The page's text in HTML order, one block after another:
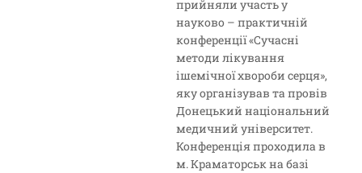
прийняли участь у
науково – практичній
конференції «Сучасні
методи лікування
ішемічної хвороби серця»,
яку організував та провів
Донецький національний
медичний університет.
Конференція проходила в
м. Краматорськ на базі